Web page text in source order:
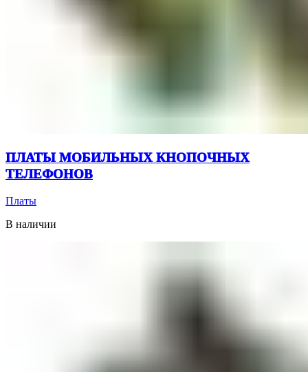
ПЛАТЫ МОБИЛЬНЫХ КНОПОЧНЫХ
ТЕЛЕФОНОВ
Платы
В наличии